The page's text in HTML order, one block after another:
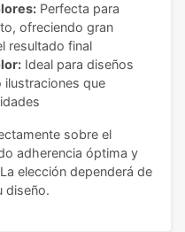
Perfecta para
ofreciendo gran
resultado final
Ideal para diseños
que
sobre el
adherencia óptima y
elección dependerá de
diseño.